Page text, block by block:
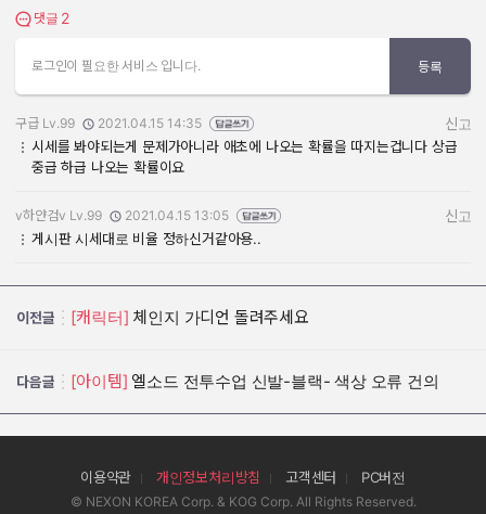
댓글 보기
댓글 2
로그인이 필요한 서비스 입니다. 등록
작성자:
구급 Lv.99
작성일:
2021.04.15 14:35
신고
시세를 봐야되는게 문제가아니라 애초에 나오는 확률을 따지는겁니다 상급
중급 하급 나오는 확률이요
작성자:
v하얀검v Lv.99
작성일:
2021.04.15 13:05
신고
게시판 시세대로 비율 정하신거같아용..
이전글 [캐릭터] 체인지 가디언 돌려주세요
다음글 [아이템] 엘소드 전투수업 신발-블랙- 색상 오류 건의
이용약관 개인정보처리방침 고객센터 PC버전
© NEXON KOREA Corp. & KOG Corp. All Rights Reserved.